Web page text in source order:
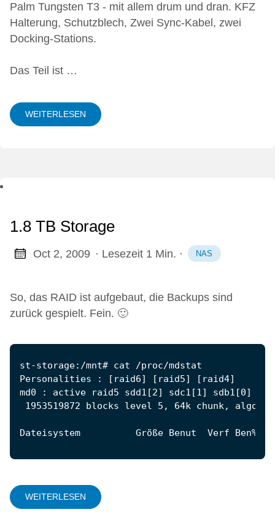
Palm Tungsten T3 - mit allem drum und dran. KFZ
Halterung, Schutzblech, Zwei Sync-Kabel, zwei
Docking-Stations.
Das Teil ist …
WEITERLESEN
1.8 TB Storage
Oct 2, 2009 · Lesezeit 1 Min. · NAS
So, das RAID ist aufgebaut, die Backups sind
zurück gespielt. Fein. 🙂
Dateisystem          Größe Benut  Verf Ben%
WEITERLESEN